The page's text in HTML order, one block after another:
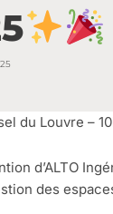
du Louvre –
d’ALTO
des